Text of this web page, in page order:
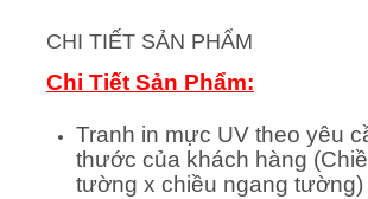
CHI TIẾT SẢN PHẨM
Chi Tiết Sản Phẩm:
Tranh in mực UV theo yêu
thước của khách hàng
tường x chiều ngang tường)